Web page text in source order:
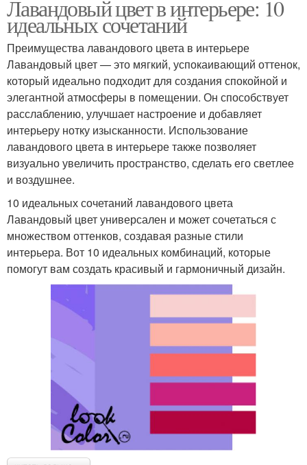
Лавандовый цвет в интерьере: 10
идеальных сочетаний
Преимущества лавандового цвета в интерьере
Лавандовый цвет — это мягкий, успокаивающий оттенок,
который идеально подходит для создания спокойной и
элегантной атмосферы в помещении. Он способствует
расслаблению, улучшает настроение и добавляет
интерьеру нотку изысканности. Использование
лавандового цвета в интерьере также позволяет
визуально увеличить пространство, сделать его светлее
и воздушнее.
10 идеальных сочетаний лавандового цвета
Лавандовый цвет универсален и может сочетаться с
множеством оттенков, создавая разные стили
интерьера. Вот 10 идеальных комбинаций, которые
помогут вам создать красивый и гармоничный дизайн.